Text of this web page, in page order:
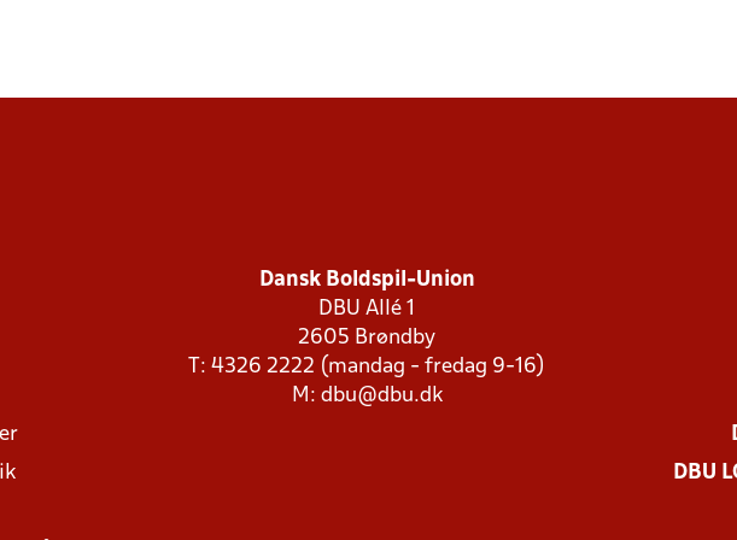
Dansk Boldspil-Union
DBU Allé 1
2605 Brøndby
T: 4326 2222 (mandag - fredag 9-16)
M: dbu@dbu.dk
DBU